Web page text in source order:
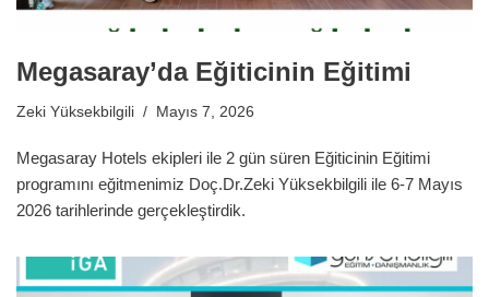
Megasaray’da Eğiticinin Eğitimi
Zeki Yüksekbilgili Mayıs 7, 2026
Megasaray Hotels ekipleri ile 2 gün süren Eğiticinin Eğitimi
programını eğitmenimiz Doç.Dr.Zeki Yüksekbilgili ile 6-7 Mayıs
2026 tarihlerinde gerçekleştirdik.